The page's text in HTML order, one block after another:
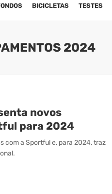
BICICLETAS TESTES
2024
novos
para 2024
com a Sportful e, para 2024, traz